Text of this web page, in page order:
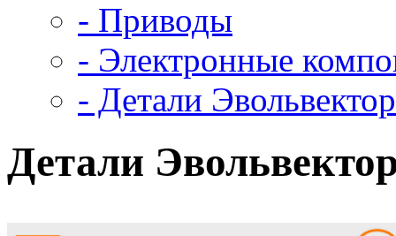
- Приводы
- Электронные
- Детали Эвольвектор
Детали